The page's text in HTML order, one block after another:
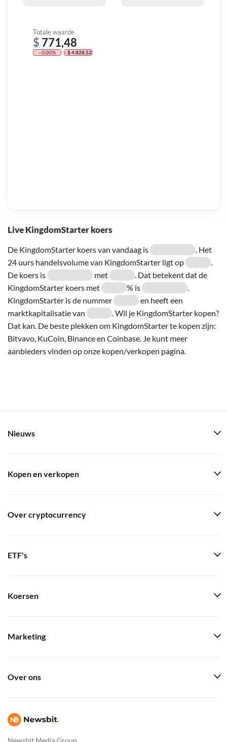
Live KingdomStarter koers
De KingdomStarter koers van vandaag is
. Het
24 uurs handelsvolume van KingdomStarter ligt op
.
De koers is
met
. Dat betekent dat de
KingdomStarter koers met
% is
.
KingdomStarter is de nummer
en heeft een
marktkapitalisatie van
. Wil je KingdomStarter kopen?
Dat kan. De beste plekken om KingdomStarter te kopen zijn:
Bitvavo, KuCoin, Binance en Coinbase. Je kunt meer
aanbieders vinden op onze kopen/verkopen pagina.
Totale waarde
$ 771,48
- 0,00% - $ 4.828,52
Newsbit Media Group
Nieuws
Kopen en verkopen
Over cryptocurrency
ETF's
Koersen
Marketing
Over ons